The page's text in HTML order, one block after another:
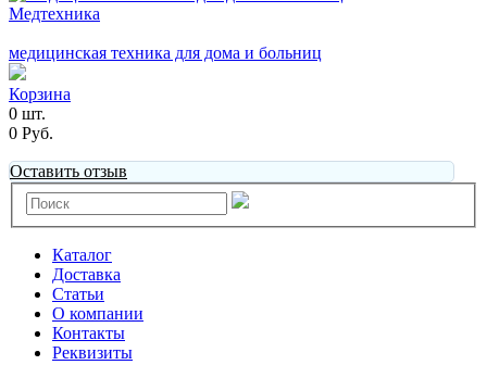
Медтехника
медицинская техника для дома и больниц
Корзина
0 шт.
0 Руб.
Оставить отзыв
Каталог
Доставка
Статьи
О компании
Контакты
Реквизиты